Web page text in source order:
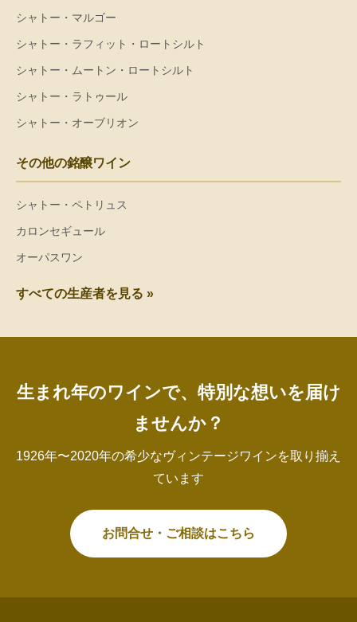
シャトー・マルゴー
シャトー・ラフィット・ロートシルト
シャトー・ムートン・ロートシルト
シャトー・ラトゥール
シャトー・オーブリオン
その他の銘醸ワイン
シャトー・ペトリュス
カロンセギュール
オーパスワン
すべての生産者を見る »
生まれ年のワインで、特別な想いを届け
ませんか？
1926年〜2020年の希少なヴィンテージワインを取り揃え
ています
お問合せ・ご相談はこちら